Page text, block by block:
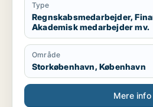
en solid baggrund inden for
og økonomistyring. Min
værktøjerne til at håndtere
opgaver, samtidig med at jeg
analytiske og organisatoriske
Jeg har erhvervserfaring fra
beskæftigelsesbranchen, hvor
opgaver inden for fakturering,
Type
Regnskabsmedarbejder,
Akademisk medarbejder mv.
Område
Storkøbenhavn, København
Mere info